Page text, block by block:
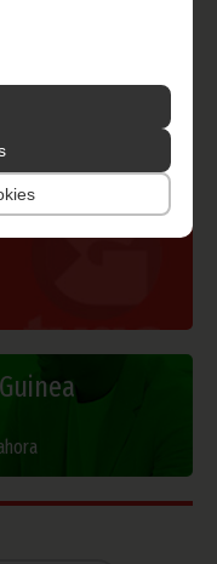
Ecuatorial